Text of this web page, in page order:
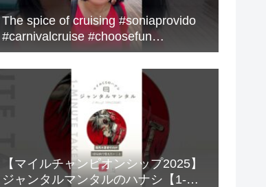
The spice of cruising #soniaprovido
#carnivalcruise #choosefun
#adventure #cruise #fun
【マイルチャンピオンシップ2025】
ジャンタルマンタルのハナシ【1-